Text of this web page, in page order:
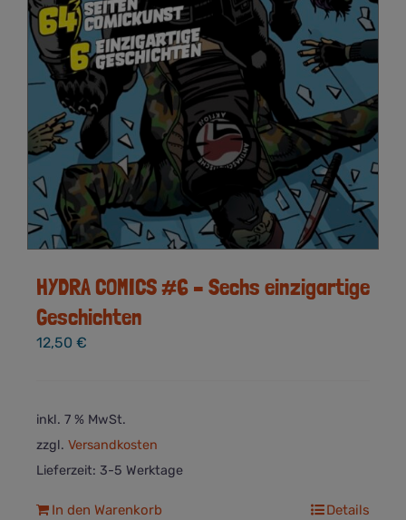
HYDRA COMICS #6 – Sechs einzigartige
Geschichten
12,50 €
inkl. 7 % MwSt.
zzgl. Versandkosten
Lieferzeit: 3-5 Werktage
In den Warenkorb Details